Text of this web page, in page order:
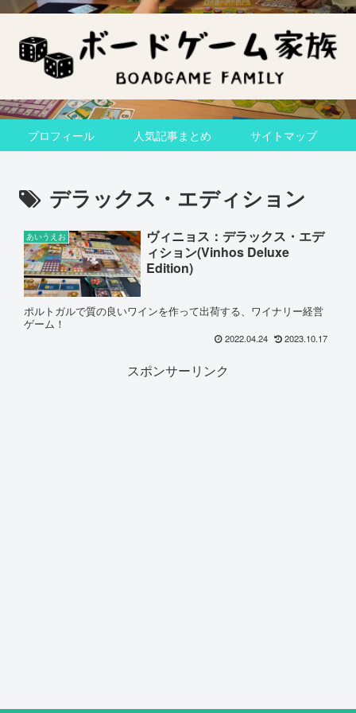
プロフィール 人気記事まとめ サイトマップ
デラックス・エディション
あいうえお
ヴィニョス：デラックス・エデ
ィション(Vinhos Deluxe
Edition)
ポルトガルで質の良いワインを作って出荷する、ワイナリー経営
ゲーム！
2022.04.24 2023.10.17
スポンサーリンク